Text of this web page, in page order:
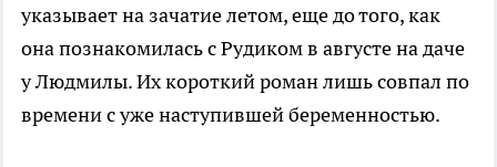
указывает на зачатие летом, еще до того, как
она познакомилась с Рудиком в августе на даче
у Людмилы. Их короткий роман лишь совпал по
времени с уже наступившей беременностью.